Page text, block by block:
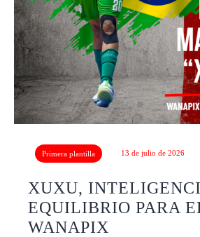
Primera plantilla 13 de julio de 2026
XUXU,
EQUILIBRIO PARA
WANAPIX